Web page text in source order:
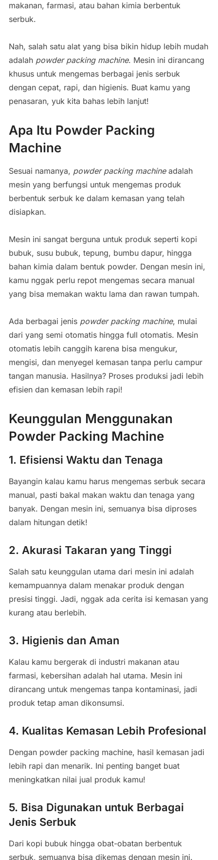
makanan, farmasi, atau bahan kimia berbentuk
serbuk.
Nah, salah satu alat yang bisa bikin hidup lebih mudah
adalah powder packing machine. Mesin ini dirancang
khusus untuk mengemas berbagai jenis serbuk
dengan cepat, rapi, dan higienis. Buat kamu yang
penasaran, yuk kita bahas lebih lanjut!
Apa Itu Powder Packing
Machine
Sesuai namanya, powder packing machineadalah
mesin yang berfungsi untuk mengemas produk
berbentuk serbuk ke dalam kemasan yang telah
disiapkan.
Mesin ini sangat berguna untuk produk seperti kopi
bubuk, susu bubuk, tepung, bumbu dapur, hingga
bahan kimia dalam bentuk powder. Dengan mesin ini,
kamu nggak perlu repot mengemas secara manual
yang bisa memakan waktu lama dan rawan tumpah.
Ada berbagai jenis powder packing machine, mulai
dari yang semi otomatis hingga full otomatis. Mesin
otomatis lebih canggih karena bisa mengukur,
mengisi, dan menyegel kemasan tanpa perlu campur
tangan manusia. Hasilnya? Proses produksi jadi lebih
efisien dan kemasan lebih rapi!
Keunggulan Menggunakan
Powder Packing Machine
1. Efisiensi Waktu dan Tenaga
Bayangin kalau kamu harus mengemas serbuk secara
manual, pasti bakal makan waktu dan tenaga yang
banyak. Dengan mesin ini, semuanya bisa diproses
dalam hitungan detik!
2. Akurasi Takaran yang Tinggi
Salah satu keunggulan utama dari mesin ini adalah
kemampuannya dalam menakar produk dengan
presisi tinggi. Jadi, nggak ada cerita isi kemasan yang
kurang atau berlebih.
3. Higienis dan Aman
Kalau kamu bergerak di industri makanan atau
farmasi, kebersihan adalah hal utama. Mesin ini
dirancang untuk mengemas tanpa kontaminasi, jadi
produk tetap aman dikonsumsi.
4. Kualitas Kemasan Lebih Profesional
Dengan powder packing machine, hasil kemasan jadi
lebih rapi dan menarik. Ini penting banget buat
meningkatkan nilai jual produk kamu!
5. Bisa Digunakan untuk Berbagai
Jenis Serbuk
Dari kopi bubuk hingga obat-obatan berbentuk
serbuk, semuanya bisa dikemas dengan mesin ini.